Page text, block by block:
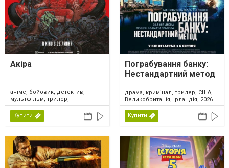
Акіра
аніме, бойовик, детектив,
мультфільм, трилер,
фантастика, Японія, 2026
Купити
Пограбування банку:
Нестандартний метод
драма, кримінал, трилер, США,
Великобританія, Ірландія, 2026
Купити